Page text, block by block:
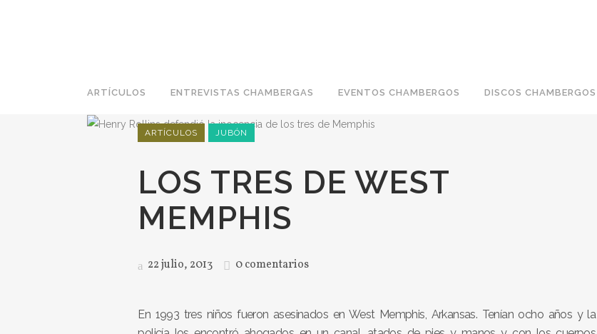
ARTÍCULOS ENTREVISTAS CHAMBERGAS EVENTOS CHAMBERGOS DISCOS CHAMBERGOS
ARTÍCULOS JUBÓN
LOS TRES DE WEST
MEMPHIS
22 julio, 2013 0 comentarios
En 1993 tres niños fueron asesinados en West Memphis, Arkansas. Tenían ocho años y la